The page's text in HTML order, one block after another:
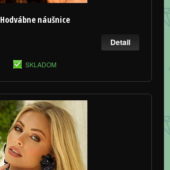
Hodvábne náušnice
Detail
SKLADOM